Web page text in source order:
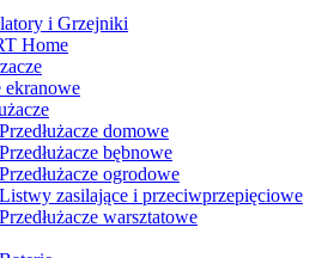
i Grzejniki
Home
ekranowe
Przedłużacze domowe
Przedłużacze bębnowe
Przedłużacze ogrodowe
Listwy zasilające i przeciwprzepięciowe
Przedłużacze warsztatowe